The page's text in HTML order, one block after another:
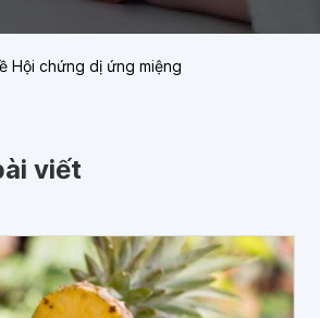
Hội chứng dị ứng miệng
viết